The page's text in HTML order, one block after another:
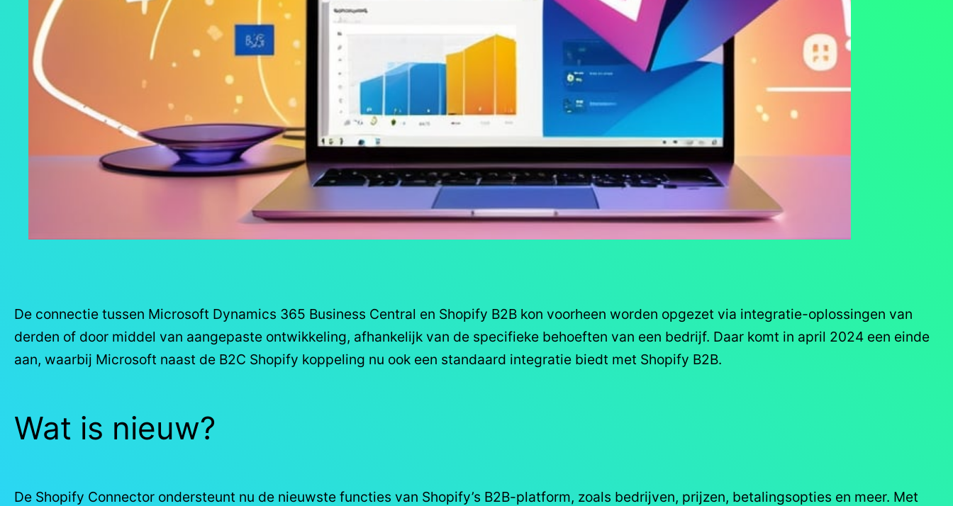
De connectie tussen Microsoft Dynamics 365 Business Central en Shopify B2B kon voorheen worden opgezet via integratie-oplossingen van
derden of door middel van aangepaste ontwikkeling, afhankelijk van de specifieke behoeften van een bedrijf. Daar komt in april 2024 een einde
aan, waarbij Microsoft naast de B2C Shopify koppeling nu ook een standaard integratie biedt met Shopify B2B.
Wat is nieuw?
De Shopify Connector ondersteunt nu de nieuwste functies van Shopify’s B2B-platform, zoals bedrijven, prijzen, betalingsopties en meer. Met